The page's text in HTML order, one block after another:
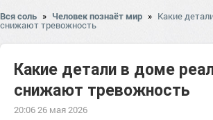
Вся соль » Человек познаёт мир » Какие
снижают тревожность
Какие детали в доме
снижают тревожность
20:06 26 мая 2026